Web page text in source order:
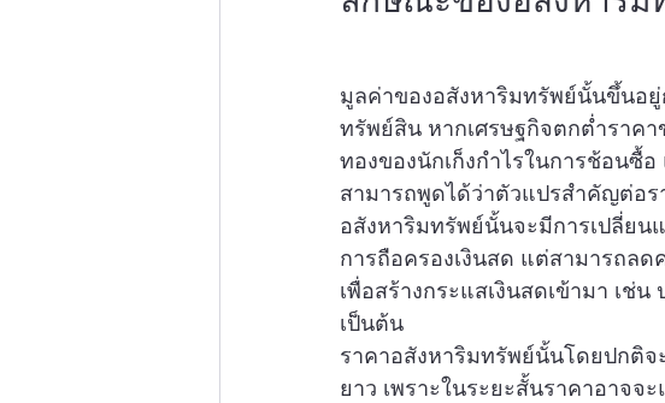
มูลค่าของอสังหาริมทรัพย์นั้นขึ้นอ
ทรัพย์สิน หากเศรษฐกิจตกต่ำราคา
ทองของนักเก็งกำไรในการช้อนซื้
สามารถพูดได้ว่าตัวแปรสำคัญต่อร
อสังหาริมทรัพย์นั้นจะมีการเปลี่ยน
การถือครองเงินสด แต่สามารถล
เพื่อสร้างกระแสเงินสดเข้ามา เช่
เป็นต้น
ราคาอสังหาริมทรัพย์นั้นโดยปกติจ
ยาว เพราะในระยะสั้นราคาอาจจ